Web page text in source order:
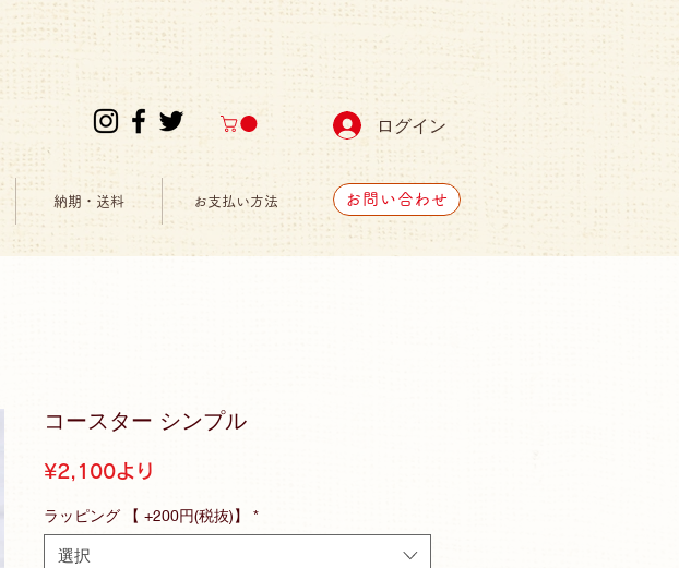
ログイン
納期・送料 お支払い方法 お問い合わせ
コースター シンプル
¥2,100より
ル
価
ラッピング 【 +200円(税抜)】 *
選択